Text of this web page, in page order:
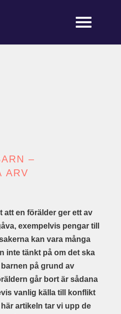
–
ARV
att en förälder ger ett av
exempelvis pengar till
kan vara många
inte tänkt på om det ska
på grund av
går bort är sådana
vanlig källa till konflikt
artikeln tar vi upp de